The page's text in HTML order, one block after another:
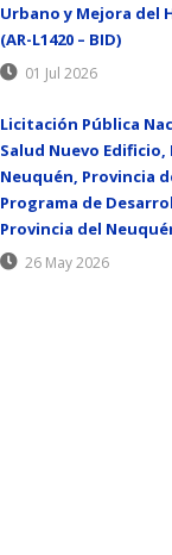
Urbano y Mejora del
(AR-L1420 – BID)
01 Jul 2026
Licitación Pública
Salud Nuevo
Neuquén, Provincia
Programa de
Provincia del
26 May 2026